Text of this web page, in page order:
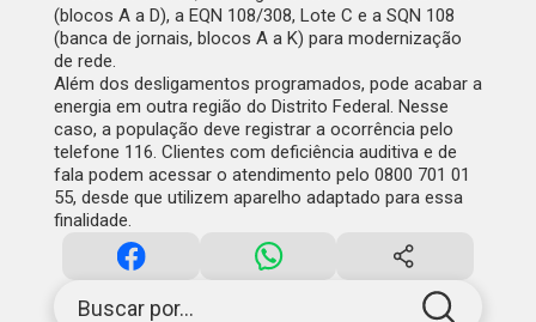
Buscar por...
(blocos A a D), a EQN 108/308, Lote C e a SQN 108
(banca de jornais, blocos A a K) para modernização
de rede.
Além dos desligamentos programados, pode acabar a
energia em outra região do Distrito Federal. Nesse
caso, a população deve registrar a ocorrência pelo
telefone 116. Clientes com deficiência auditiva e de
fala podem acessar o atendimento pelo 0800 701 01
55, desde que utilizem aparelho adaptado para essa
finalidade.